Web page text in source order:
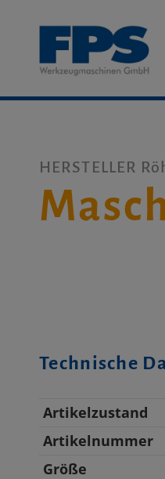
HERSTELLER
Technische
Artikelzustand
Artikelnummer
Größe